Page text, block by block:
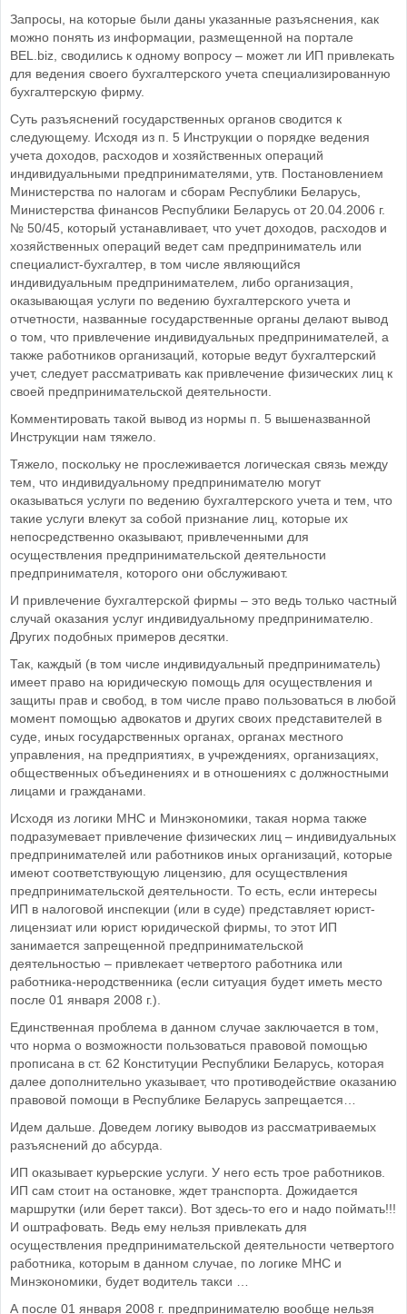
Запросы, на которые были даны указанные разъяснения, как
можно понять из информации, размещенной на портале
BEL.biz, сводились к одному вопросу – может ли ИП привлекать
для ведения своего бухгалтерского учета специализированную
бухгалтерскую фирму.
Суть разъяснений государственных органов сводится к
следующему. Исходя из п. 5 Инструкции о порядке ведения
учета доходов, расходов и хозяйственных операций
индивидуальными предпринимателями, утв. Постановлением
Министерства по налогам и сборам Республики Беларусь,
Министерства финансов Республики Беларусь от 20.04.2006 г.
№ 50/45, который устанавливает, что учет доходов, расходов и
хозяйственных операций ведет сам предприниматель или
специалист-бухгалтер, в том числе являющийся
индивидуальным предпринимателем, либо организация,
оказывающая услуги по ведению бухгалтерского учета и
отчетности, названные государственные органы делают вывод
о том, что привлечение индивидуальных предпринимателей, а
также работников организаций, которые ведут бухгалтерский
учет, следует рассматривать как привлечение физических лиц к
своей предпринимательской деятельности.
Комментировать такой вывод из нормы п. 5 вышеназванной
Инструкции нам тяжело.
Тяжело, поскольку не прослеживается логическая связь между
тем, что индивидуальному предпринимателю могут
оказываться услуги по ведению бухгалтерского учета и тем, что
такие услуги влекут за собой признание лиц, которые их
непосредственно оказывают, привлеченными для
осуществления предпринимательской деятельности
предпринимателя, которого они обслуживают.
И привлечение бухгалтерской фирмы – это ведь только частный
случай оказания услуг индивидуальному предпринимателю.
Других подобных примеров десятки.
Так, каждый (в том числе индивидуальный предприниматель)
имеет право на юридическую помощь для осуществления и
защиты прав и свобод, в том числе право пользоваться в любой
момент помощью адвокатов и других своих представителей в
суде, иных государственных органах, органах местного
управления, на предприятиях, в учреждениях, организациях,
общественных объединениях и в отношениях с должностными
лицами и гражданами.
Исходя из логики МНС и Минэкономики, такая норма также
подразумевает привлечение физических лиц – индивидуальных
предпринимателей или работников иных организаций, которые
имеют соответствующую лицензию, для осуществления
предпринимательской деятельности. То есть, если интересы
ИП в налоговой инспекции (или в суде) представляет юрист-
лицензиат или юрист юридической фирмы, то этот ИП
занимается запрещенной предпринимательской
деятельностью – привлекает четвертого работника или
работника-неродственника (если ситуация будет иметь место
после 01 января 2008 г.).
Единственная проблема в данном случае заключается в том,
что норма о возможности пользоваться правовой помощью
прописана в ст. 62 Конституции Республики Беларусь, которая
далее дополнительно указывает, что противодействие оказанию
правовой помощи в Республике Беларусь запрещается…
Идем дальше. Доведем логику выводов из рассматриваемых
разъяснений до абсурда.
ИП оказывает курьерские услуги. У него есть трое работников.
ИП сам стоит на остановке, ждет транспорта. Дожидается
маршрутки (или берет такси). Вот здесь-то его и надо поймать!!!
И оштрафовать. Ведь ему нельзя привлекать для
осуществления предпринимательской деятельности четвертого
работника, которым в данном случае, по логике МНС и
Минэкономики, будет водитель такси …
А после 01 января 2008 г. предпринимателю вообще нельзя